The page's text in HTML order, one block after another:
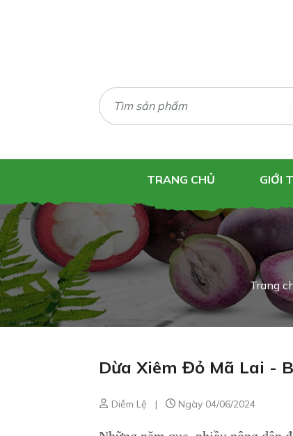
TRANG CHỦ GIỚI
Trang
Dừa Xiêm Đỏ Mã Lai -
Diễm Lệ | Ngày 04/06/2024